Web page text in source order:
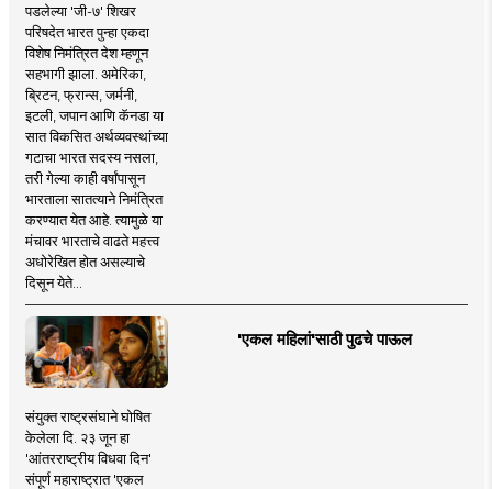
पडलेल्या 'जी-७' शिखर
परिषदेत भारत पुन्हा एकदा
विशेष निमंत्रित देश म्हणून
सहभागी झाला. अमेरिका,
ब्रिटन, फ्रान्स, जर्मनी,
इटली, जपान आणि कॅनडा या
सात विकसित अर्थव्यवस्थांच्या
गटाचा भारत सदस्य नसला,
तरी गेल्या काही वर्षांपासून
भारताला सातत्याने निमंत्रित
करण्यात येत आहे. त्यामुळे या
मंचावर भारताचे वाढते महत्त्व
अधोरेखित होत असल्याचे
दिसून येते...
'एकल महिलां'साठी पुढचे पाऊल
संयुक्त राष्ट्रसंघाने घोषित
केलेला दि. २३ जून हा
'आंतरराष्ट्रीय विधवा दिन'
संपूर्ण महाराष्ट्रात 'एकल